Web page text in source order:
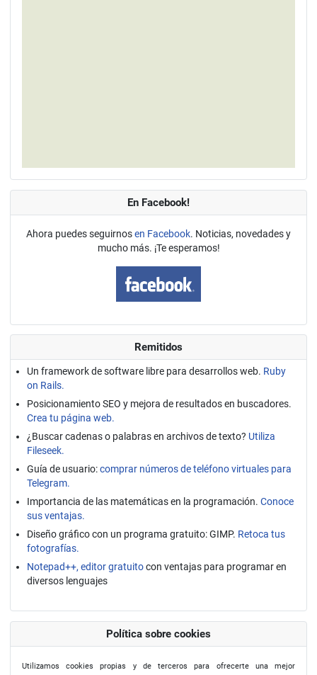
En Facebook!
Ahora puedes seguirnosen Facebook. Noticias, novedades y
mucho más. ¡Te esperamos!
Remitidos
Un framework de software libre para desarrollos web. Ruby
on Rails.
Posicionamiento SEO y mejora de resultados en buscadores.
Crea tu página web.
¿Buscar cadenas o palabras en archivos de texto? Utiliza
Fileseek.
Guía de usuario:comprar números de teléfono virtuales para
Telegram.
Importancia de las matemáticas en la programación. Conoce
sus ventajas.
Diseño gráfico con un programa gratuito: GIMP. Retoca tus
fotografías.
Notepad++, editor gratuitocon ventajas para programar en
diversos lenguajes
Política sobre cookies
Utilizamos cookies propias y de terceros para ofrecerte una mejor